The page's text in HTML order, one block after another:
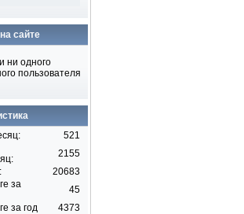
сайте
ни одного
пользователя
521
2155
20683
за
45
за год
4373